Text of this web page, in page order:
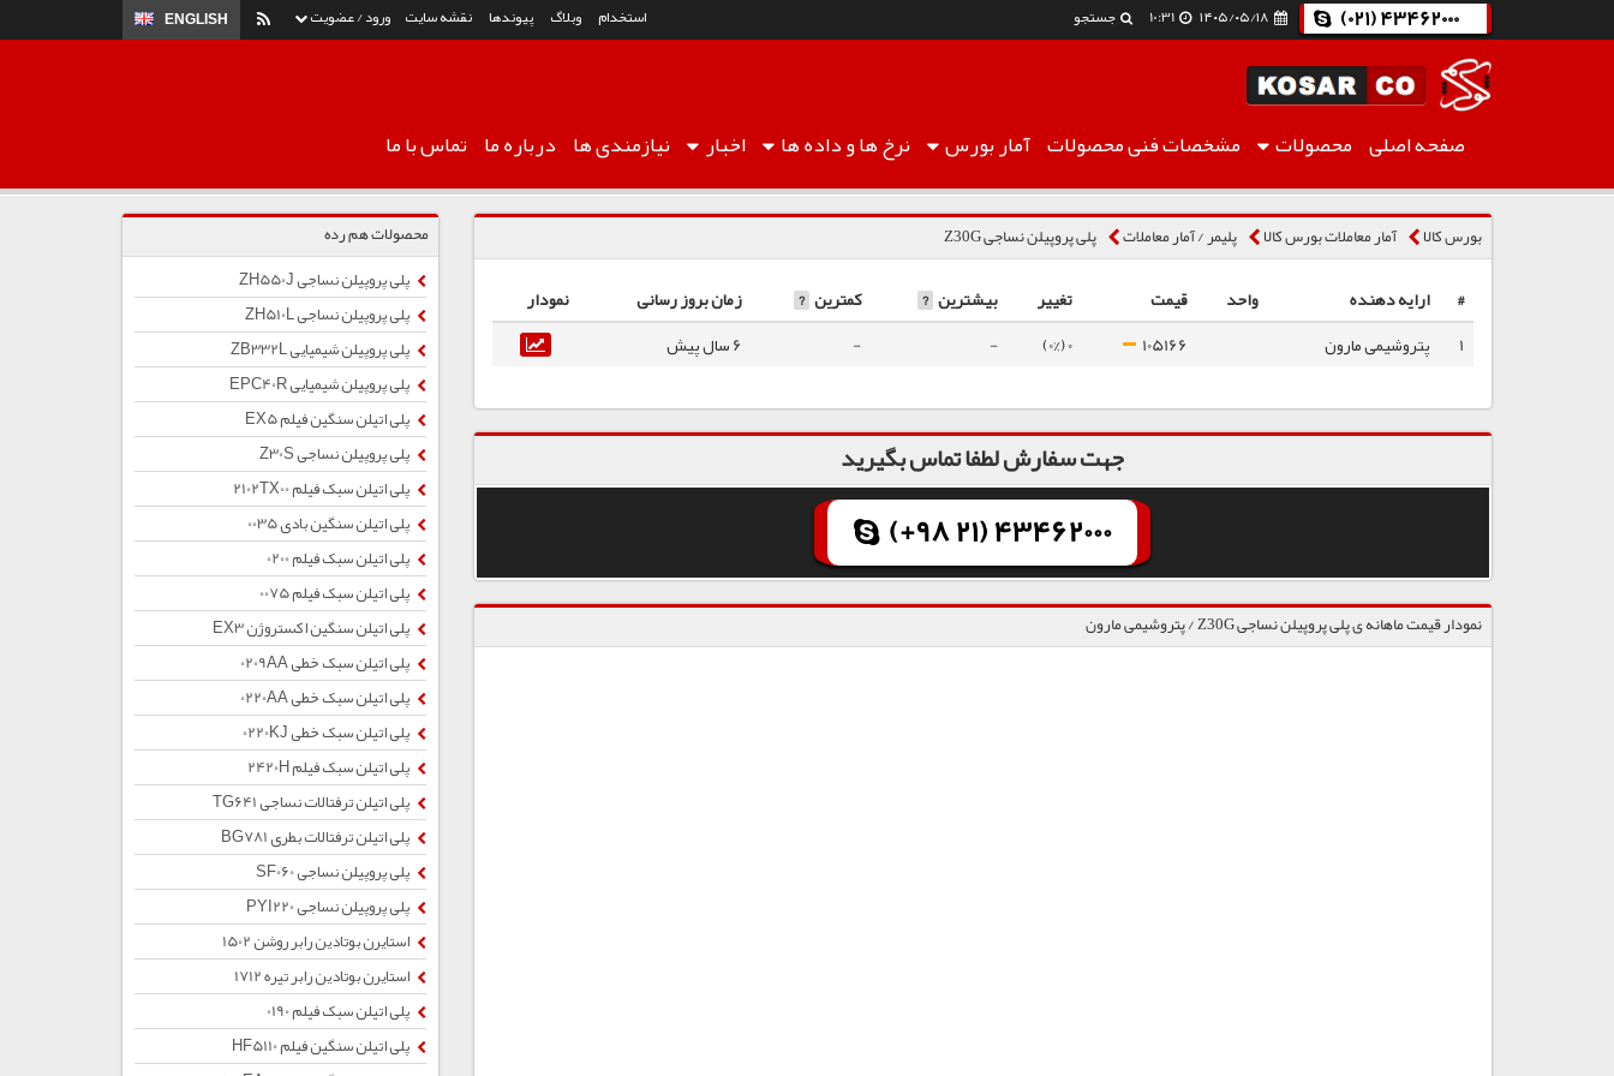
ورود / عضویت ENGLISH استخدام وبلاگ پیوندها نقشه سایت (021) 43462000
10:31 جستجو
صفحه اصلی محصولات مشخصات فنیمحصولات آماربورس نرخ هاو داده ها اخبار نیازمندی ها درباره ما تماس با ما پلی پروپیلن نساجی Z30G
بورس کالا آمار معاملات بورس کالا پلیمر / آمار معاملات پلی پروپیلن نساجی Z30G
# ارایه دهنده واحد قیمت تغییر بیشترین ? کمترین ? زمان بروز رسانی
نمودار
1
پتروشیمی مارون 105166
0 (0%)
-
- 6 سال پیش
جهت سفارش لطفا تماس بگیرید
(+98 21) 43462000
نمودار قیمت ماهانه ی پلی پروپیلن نساجی Z30G / پتروشیمی مارون
محصولات هم رده
پلی پروپیلن نساجی ZH550J
پلی پروپیلن نساجی ZH510L
پلی پروپیلن شیمیایی ZB332L
پلی پروپیلن شیمیایی EPC40R
پلی اتیلن سنگین فیلم EX5
پلی پروپیلن نساجی Z30S
پلی اتیلن سبک فیلم 2102TX00
پلی اتیلن سنگین بادی 0035
پلی اتیلن سبک فیلم 0200
پلی اتیلن سبک فیلم 0075
پلی اتیلن سنگین اکستروژن EX3
پلی اتیلن سبک خطی 0209AA
پلی اتیلن سبک خطی 0220AA
پلی اتیلن سبک خطی 0220KJ
پلی اتیلن سبک فیلم 2420H
پلی اتیلن ترفتالات نساجی TG641
پلی اتیلن ترفتالات بطری BG781
پلی پروپیلن نساجی SF060
پلی پروپیلن نساجی PYI220
استایرن بوتادین رابر روشن 1502
استایرن بوتادین رابر تیره 1712
پلی اتیلن سبک فیلم 0190
پلی اتیلن سنگین فیلم HF5110